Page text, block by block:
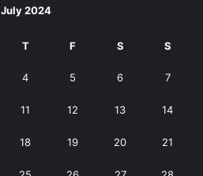
July 2024
T F S S
4 5 6 7
11 12 13 14
18 19 20 21